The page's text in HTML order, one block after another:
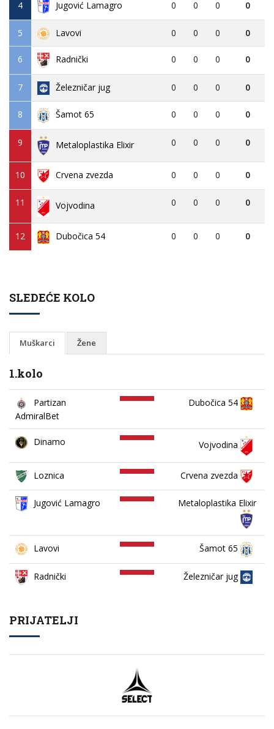
4 Jugović Lamagro 0 0 0 0
5 Lavovi 0 0 0 0
6 Radnički 0 0 0 0
7 Železničar jug 0 0 0 0
8 Šamot 65 0 0 0 0
9 Metaloplastika Elixir 0 0 0 0
10 Crvena zvezda 0 0 0 0
11 Vojvodina 0 0 0 0
12 Dubočica 54 0 0 0 0
SLEDEĆE KOLO
Muškarci Žene
1.kolo
Partizan
AdmiralBet
Dubočica 54
Dinamo Vojvodina
Loznica Crvena zvezda
Jugović Lamagro Metaloplastika Elixir
Lavovi Šamot 65
Radnički Železničar jug
PRIJATELJI